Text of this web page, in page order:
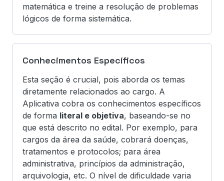
matemática e treine a resolução de problemas
lógicos de forma sistemática.
Conhecimentos Específicos
Esta seção é crucial, pois aborda os temas
diretamente relacionados ao cargo. A
Aplicativa cobra os conhecimentos específicos
de forma literal e objetiva, baseando-se no
que está descrito no edital. Por exemplo, para
cargos da área da saúde, cobrará doenças,
tratamentos e protocolos; para área
administrativa, princípios da administração,
arquivologia, etc. O nível de dificuldade varia